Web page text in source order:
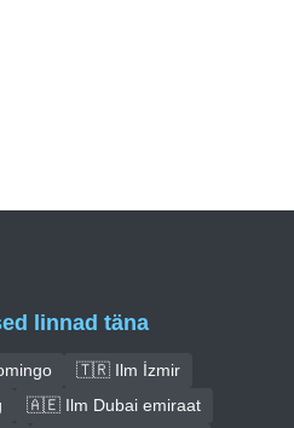
linnad täna
🇹🇷 Ilm İzmir
🇦🇪 Ilm Dubai emiraat